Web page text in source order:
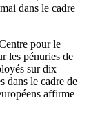
dans le cadre
pour le
les pénuries de
sur dix
dans le cadre de
affirme